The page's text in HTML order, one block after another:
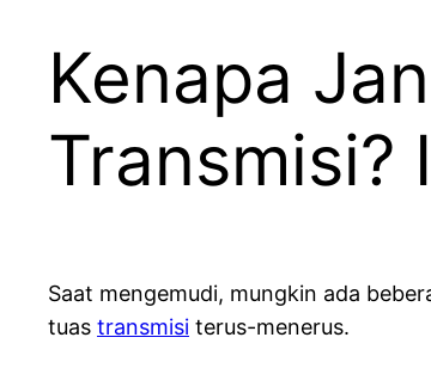
Kenapa
Transmisi?
Saat mengemudi, mungkin ada
tuas transmisi terus-menerus.